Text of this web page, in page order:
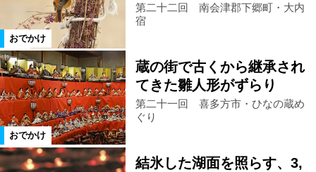
おでかけ
第二十二回 南会津郡下郷町・大内
宿
おでかけ
蔵の街で古くから継承され
てきた雛人形がずらり
第二十一回 喜多方市・ひなの蔵め
ぐり
結氷した湖面を照らす、3,